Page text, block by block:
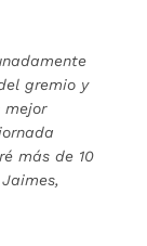
gremio y
mejor
más de 10